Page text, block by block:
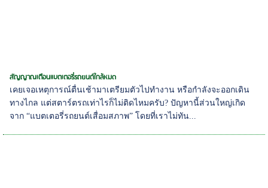
สัญญาณเตือนแบตเตอรี่รถยนต์ใกล้หมด
เคยเจอเหตุการณ์ตื่นเช้ามาเตรียมตัวไปทำงาน หรือกำลังจะออกเดิน
ทางไกล แต่สตาร์ตรถเท่าไรก็ไม่ติดไหมครับ? ปัญหานี้ส่วนใหญ่เกิด
จาก “แบตเตอรี่รถยนต์เสื่อมสภาพ” โดยที่เราไม่ทัน...